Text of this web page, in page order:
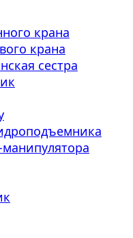
крана
крана
сестра